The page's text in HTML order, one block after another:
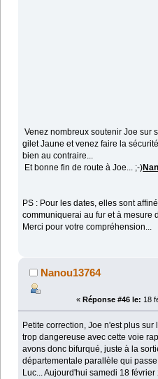
Venez nombreux soutenir Joe sur
gilet Jaune et venez faire la
bien au contraire...
Et bonne fin de route à Joe... ;-)
PS : Pour les dates, elles sont
communiquerai au fur et à mesure
Merci pour votre compréhension...
Nanou13764
« Réponse #46 le: 18
Petite correction, Joe n'est plus
trop dangereuse avec cette voie
avons donc bifurqué, juste à la
départementale parallèle qui
Luc... Aujourd'hui samedi 18